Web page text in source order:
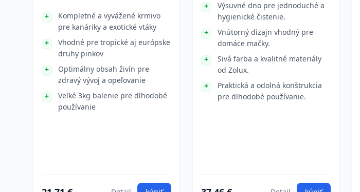
Kompletné a vyvážené krmivo
pre kanáriky a exotické vtáky
Vhodné pre tropické aj európske
druhy pinkov
Optimálny obsah živín pre
zdravý vývoj a opeľovanie
Veľké 3kg balenie pre dlhodobé
používanie
Výsuvné dno pre jednoduché a
hygienické čistenie.
Vnútorný dizajn vhodný pre
domáce mačky.
Sivá farba a kvalitné materiály
od Zolux.
Praktická a odolná konštrukcia
pre dlhodobé používanie.